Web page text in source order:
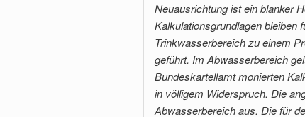
Neuausrich­tung ist ein blanker
Kalkulationsgrundlagen bleiben
Trinkwasserbereich zu einem
geführt. Im Abwasserbereich
Bundeskartellamt monierten
in völligem Widerspruch. Die
Abwasserbereich aus. Die für